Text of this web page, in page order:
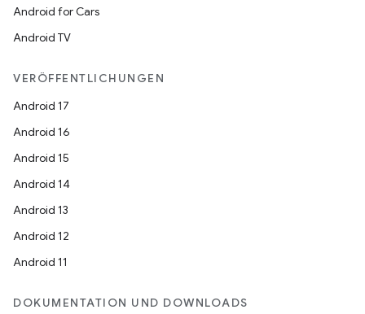
Android for Cars
Android TV
VERÖFFENTLICHUNGEN
Android 17
Android 16
Android 15
Android 14
Android 13
Android 12
Android 11
DOKUMENTATION UND DOWNLOADS